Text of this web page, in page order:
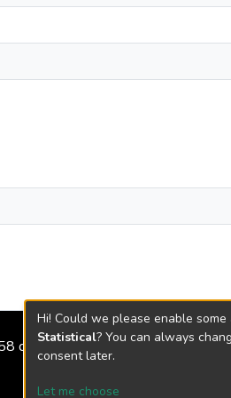
de 2018
Hi! Could we please enable
Statistical? You can always
consent later.
Let me choose